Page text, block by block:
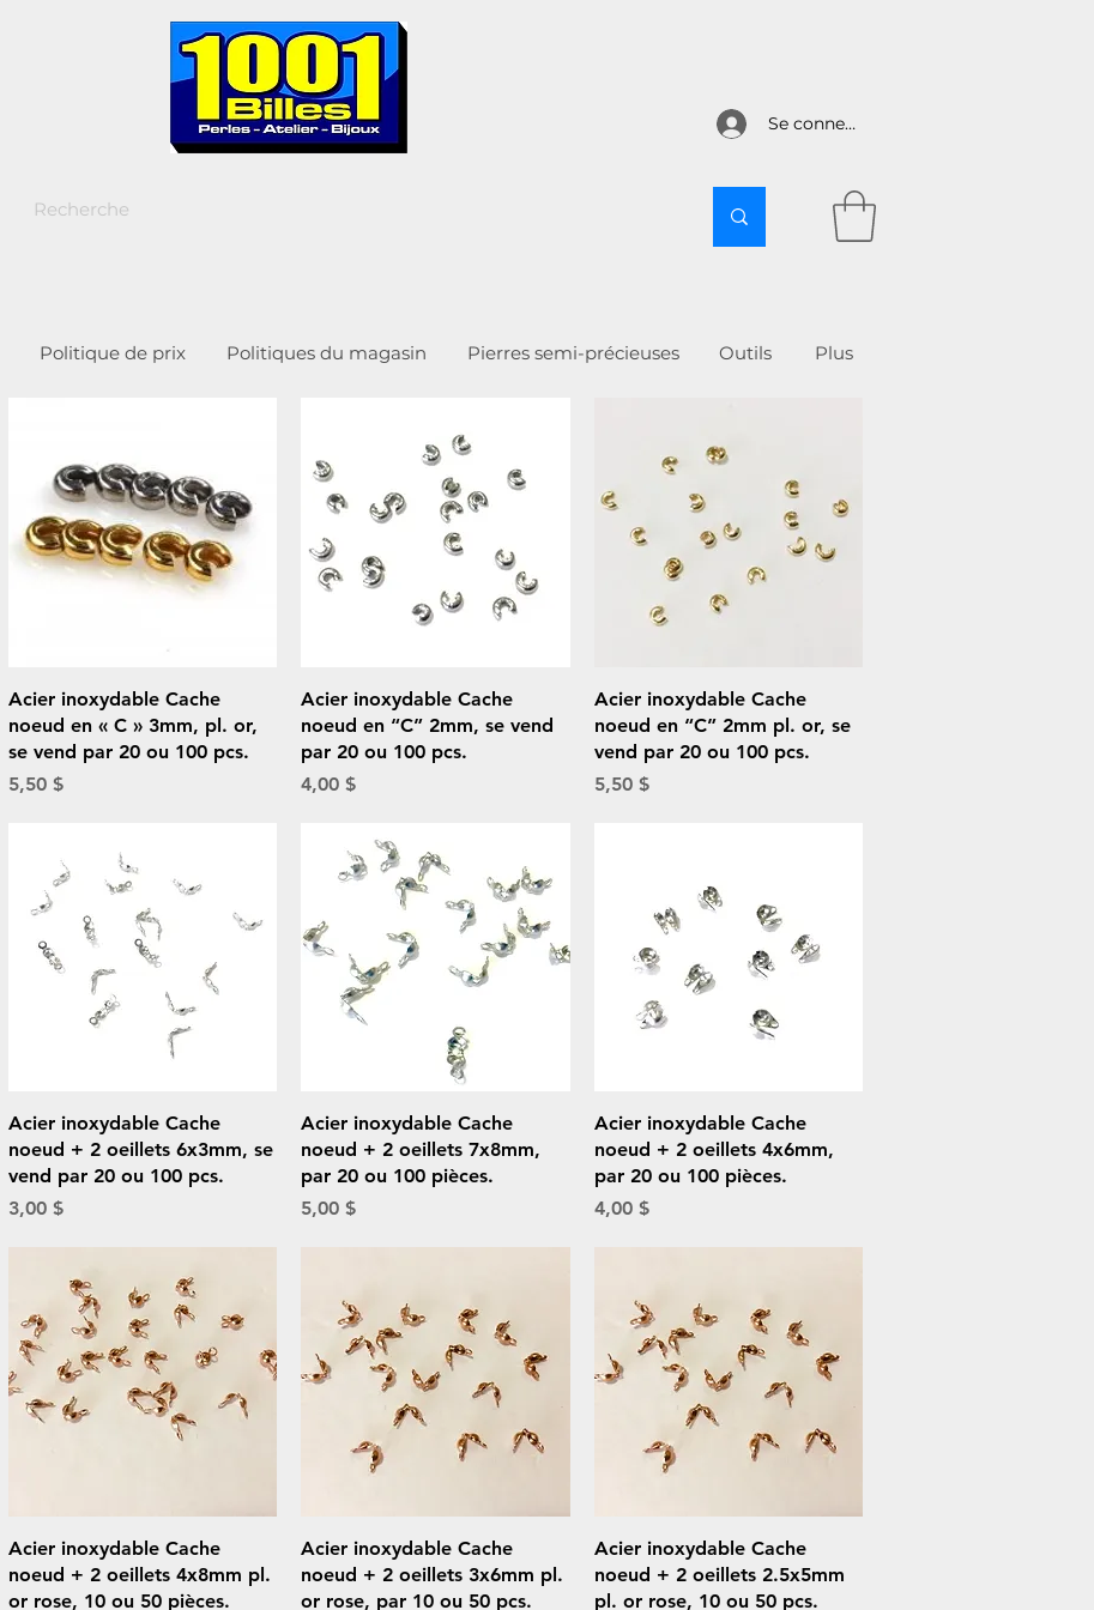
Se connecter
Politique de prix Politiques du magasin Pierres semi-précieuses Outils More
Aperçu rapide
Acier inoxydable Cache
noeud en « C » 3mm, pl. or,
se vend par 20 ou 100 pcs.
Prix
5,50 $
Aperçu rapide
Acier inoxydable Cache
noeud en “C” 2mm, se vend
par 20 ou 100 pcs.
Prix
4,00 $
Aperçu rapide
Acier inoxydable Cache
noeud en “C” 2mm pl. or, se
vend par 20 ou 100 pcs.
Prix
5,50 $
Aperçu rapide
Acier inoxydable Cache
noeud + 2 oeillets 6x3mm, se
vend par 20 ou 100 pcs.
Prix
3,00 $
Aperçu rapide
Acier inoxydable Cache
noeud + 2 oeillets 7x8mm,
par 20 ou 100 pièces.
Prix
5,00 $
Aperçu rapide
Acier inoxydable Cache
noeud + 2 oeillets 4x6mm,
par 20 ou 100 pièces.
Prix
4,00 $
Aperçu rapide
Acier inoxydable Cache
noeud + 2 oeillets 4x8mm pl.
or rose, 10 ou 50 pièces.
Aperçu rapide
Acier inoxydable Cache
noeud + 2 oeillets 3x6mm pl.
or rose, par 10 ou 50 pcs.
Aperçu rapide
Acier inoxydable Cache
noeud + 2 oeillets 2.5x5mm
pl. or rose, 10 ou 50 pcs.